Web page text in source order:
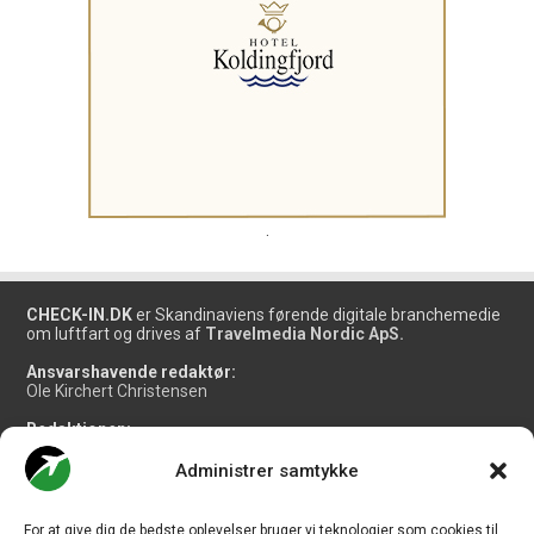
Administrer samtykke
For at give dig de bedste oplevelser bruger vi teknologier som cookies til
.
CHECK-IN.DK er Skandinaviens førende digitale branchemedie
om luftfart og drives af Travelmedia Nordic ApS.
Ansvarshavende redaktør:
Ole Kirchert Christensen
Redaktionen:
Christian Granhøj Skouboe
Henrik Baumgarten
Danny Longhi Andreasen